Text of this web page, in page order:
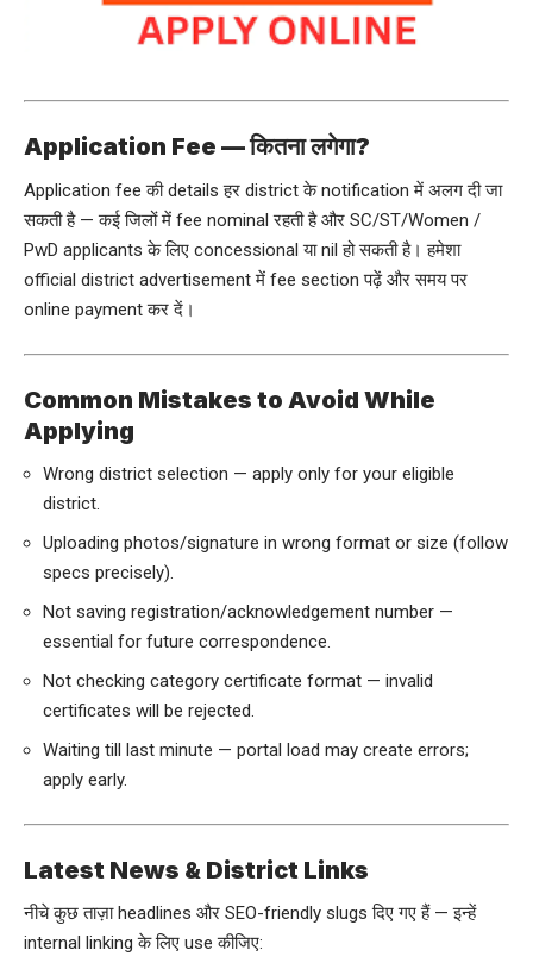
Application Fee — कितना लगेगा?
Application fee की details हर district के notification में अलग दी जा
सकती है — कई जिलों में fee nominal रहती है और SC/ST/Women /
PwD applicants के लिए concessional या nil हो सकती है। हमेशा
official district advertisement में fee section पढ़ें और समय पर
online payment कर दें।
Common Mistakes to Avoid While
Applying
Wrong district selection — apply only for your eligible
district.
Uploading photos/signature in wrong format or size (follow
specs precisely).
Not saving registration/acknowledgement number —
essential for future correspondence.
Not checking category certificate format — invalid
certificates will be rejected.
Waiting till last minute — portal load may create errors;
apply early.
Latest News & District Links
नीचे कुछ ताज़ा headlines और SEO-friendly slugs दिए गए हैं — इन्हें
internal linking के लिए use कीजिए: